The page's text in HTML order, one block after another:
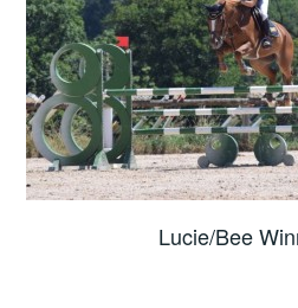
Lucie/Bee